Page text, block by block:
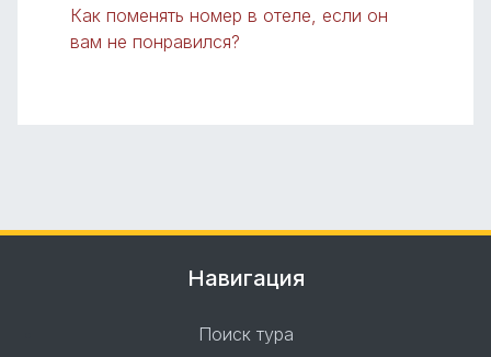
Как поменять номер в отеле, если он
вам не понравился?
Навигация
Поиск тура